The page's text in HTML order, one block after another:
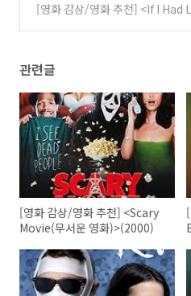
(1)
[영화 감상/영화 추천] <If I Had
관련글
[영화 감상/영화 추천] <Scary
Movie(무서운 영화)>(2000)